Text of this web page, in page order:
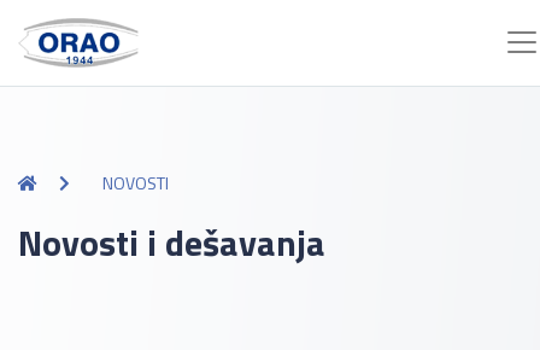
NOVOSTI
Novosti i dešavanja